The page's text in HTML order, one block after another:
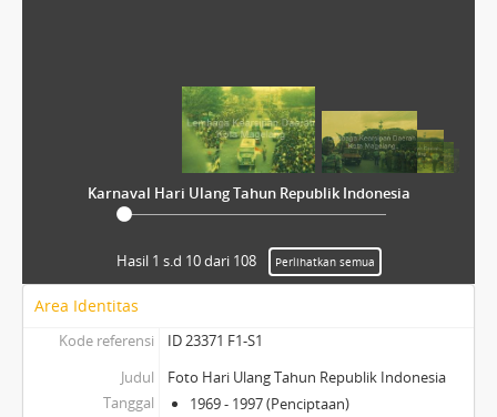
Karnaval Hari Ulang Tahun Republik Indonesia
Hasil 1 s.d 10 dari 108 Perlihatkan semua
Area Identitas
Kode referensi
ID 23371 F1-S1
Judul
Foto Hari Ulang Tahun Republik Indonesia
Tanggal
1969 - 1997 (Penciptaan)